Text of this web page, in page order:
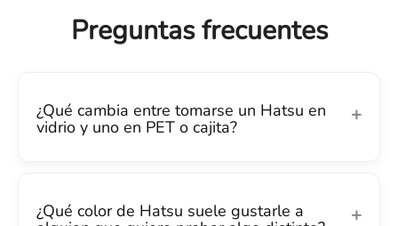
Preguntas frecuentes
¿Qué cambia entre tomarse un Hatsu en
vidrio y uno en PET o cajita?
¿Qué color de Hatsu suele gustarle a